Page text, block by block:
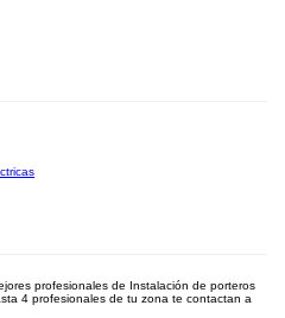
profesionales de Instalación de porteros
4 profesionales de tu zona te contactan a